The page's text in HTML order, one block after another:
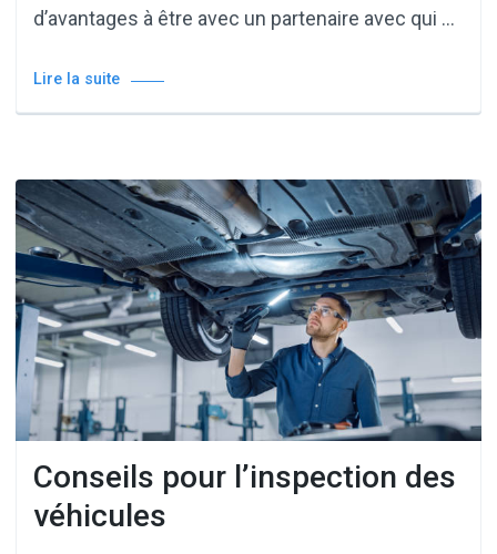
d’avantages à être avec un partenaire avec qui …
Lire la suite
Conseils pour l’inspection des
véhicules